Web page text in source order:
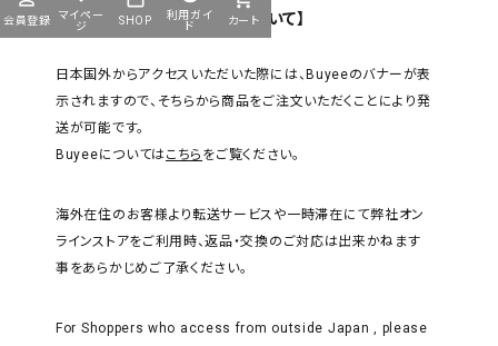
帯
羽織
小物
季節から探す
通年 5-9月
カテゴリーから探す
着物 帯 羽織 襦袢 小物
会員登録
マイペー
ジ
SHOP
利用ガイ
ド
カート search
ログイン perm_identity 会員登録
ようこそ ゲスト 様
【日本国外からのアクセスについて】
日本国外からアクセスいただいた際には、Buyeeのバナーが表
示されますので、そちらから商品をご注文いただくことにより発
送が可能です。
Buyeeについてはこちら をご覧ください。
海外在住のお客様より転送サービスや一時滞在にて弊社オン
ラインストアをご利用時、返品・交換のご対応は出来かねます
事をあらかじめご了承ください。
For Shoppers who access from outside Japan , please